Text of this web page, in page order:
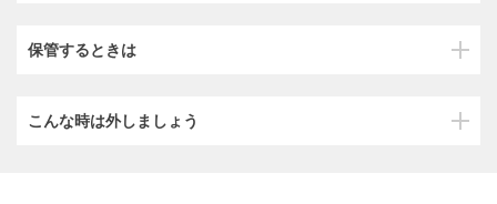
保管するときは
こんな時は外しましょう